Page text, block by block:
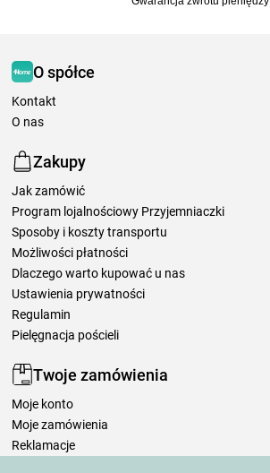
O spółce
Kontakt
O nas
Zakupy
Jak zamówić
Program lojalnościowy Przyjemniaczki
Sposoby i koszty transportu
Możliwości płatności
Dlaczego warto kupować u nas
Ustawienia prywatności
Regulamin
Pielęgnacja pościeli
Twoje zamówienia
Moje konto
Moje zamówienia
Reklamacje